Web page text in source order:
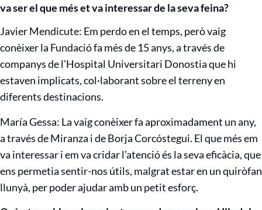
va ser el que més et va interessar de la seva feina?
Javier Mendicute: Em perdo en el temps, però vaig
conèixer la Fundació fa més de 15 anys, a través de
companys de l’Hospital Universitari Donostia que hi
estaven implicats, col·laborant sobre el terreny en
diferents destinacions.
María Gessa: La vaig conèixer fa aproximadament un any,
a través de Miranza i de Borja Corcóstegui. El que més em
va interessar i em va cridar l’atenció és la seva eficàcia, que
ens permetia sentir-nos útils, malgrat estar en un quiròfan
llunyà, per poder ajudar amb un petit esforç.